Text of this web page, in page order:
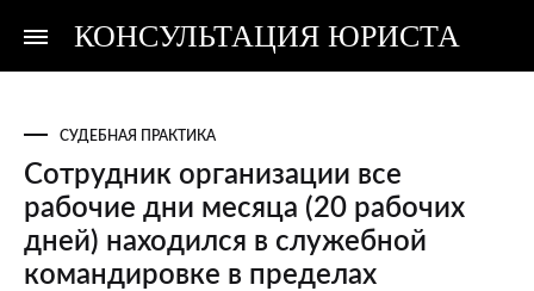
КОНСУЛЬТАЦИЯ ЮРИСТА
Консультация
Консультация
СУДЕБНАЯ ПРАКТИКА
Сотрудник организации все
рабочие дни месяца (20 рабочих
дней) находился в служебной
командировке в пределах